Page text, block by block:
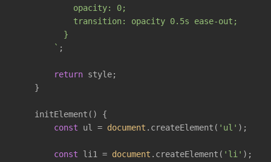
            opacity: 0;
            transition: opacity 0.5s ease-out;
          }
        `
;
return style;
    }
    initElement() {
const ul = document .createElement( 'ul' );
const li1 = document .createElement( 'li' );